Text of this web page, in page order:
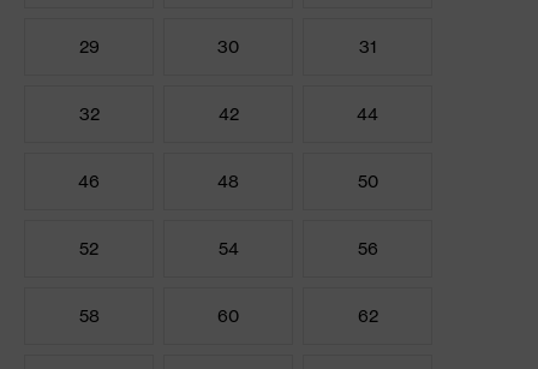
29 30 31
32 42 44
46 48 50
52 54 56
58 60 62